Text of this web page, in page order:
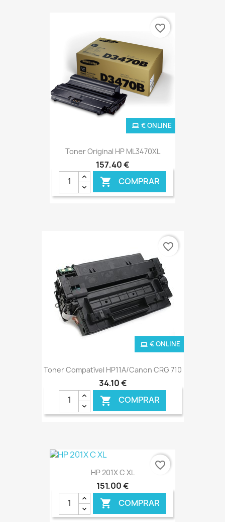
Toner Original HP ML3470XL
157,40 €
 COMPRAR
€ ONLINE
favorite_border
Toner Compatível HP11A/Canon CRG 710
34,10 €
 COMPRAR
€ ONLINE
favorite_border
HP 201X C XL
151,00 €
 COMPRAR
favorite_border